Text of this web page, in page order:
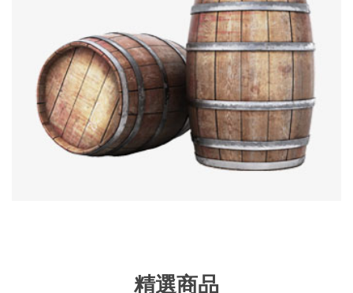
精選商品